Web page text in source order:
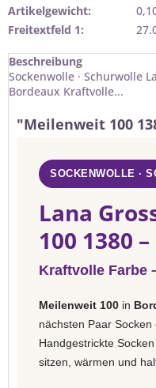
Artikelgewicht:
Freitextfeld 1:
Beschreibung
Sockenwolle · Schurwolle
Bordeaux Kraftvolle...
"Meilenweit 100
SOCKENWOLLE ·
Lana
100 1380
Kraftvolle Farbe
Meilenweit 100 in
nächsten Paar Socken
Handgestrickte
sitzen, wärmen und